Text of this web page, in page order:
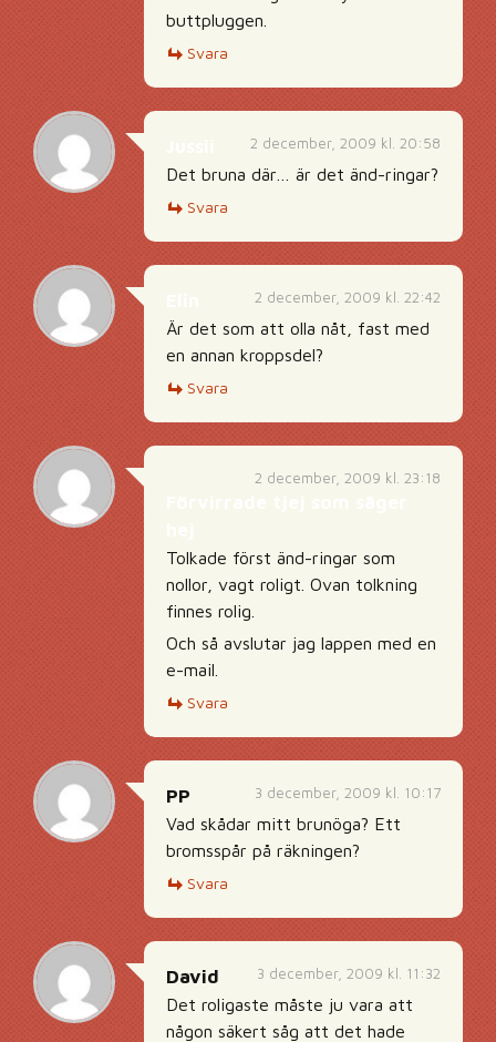
buttpluggen.
Svara
2 december, 2009 kl. 20:58
Det bruna där… är det änd-ringar?
Svara
2 december, 2009 kl. 22:42
Är det som att olla nåt, fast med
en annan kroppsdel?
Svara
2 december, 2009 kl. 23:18
Tolkade först änd-ringar som
nollor, vagt roligt. Ovan tolkning
finnes rolig.
Och så avslutar jag lappen med en
e-mail.
Svara
3 december, 2009 kl. 10:17
PP
Vad skådar mitt brunöga? Ett
bromsspår på räkningen?
Svara
3 december, 2009 kl. 11:32
David
Det roligaste måste ju vara att
någon säkert såg att det hade